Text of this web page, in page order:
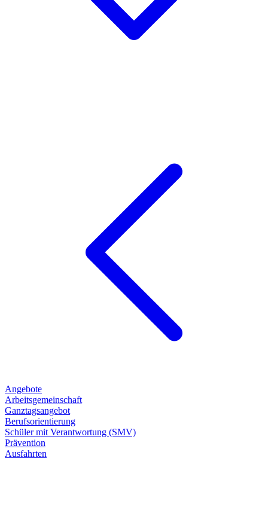
Angebote
Arbeitsgemeinschaft
Ganztagsangebot
Berufsorientierung
Schüler mit Verantwortung (SMV)
Prävention
Ausfahrten